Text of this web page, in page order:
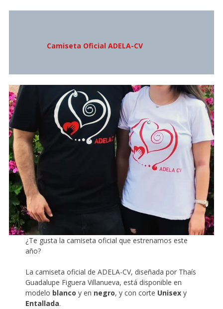
Camiseta Oficial ADELA-CV
¿Te gusta la camiseta oficial que estrenamos este
año?
La camiseta oficial de ADELA-CV, diseñada por Thaís
Guadalupe Figuera Villanueva, está disponible en
modelo blanco y en negro, y con corte Unisex y
Entallada.